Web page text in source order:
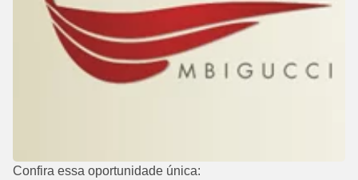
Confira essa oportunidade única: